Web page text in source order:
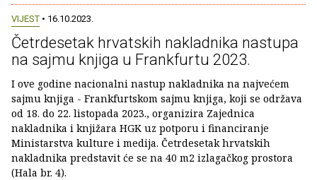
VIJEST • 16.10.2023.
Četrdesetak hrvatskih nakladnika nastupa
na sajmu knjiga u Frankfurtu 2023.
I ove godine nacionalni nastup nakladnika na najvećem
sajmu knjiga - Frankfurtskom sajmu knjiga, koji se održava
od 18. do 22. listopada 2023., organizira Zajednica
nakladnika i knjižara HGK uz potporu i financiranje
Ministarstva kulture i medija. Četrdesetak hrvatskih
nakladnika predstavit će se na 40 m2 izlagačkog prostora
(Hala br. 4).